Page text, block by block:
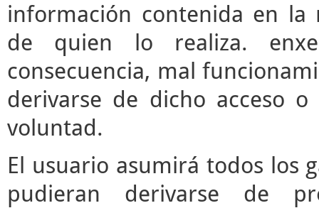
información contenida en la
de quien lo realiza.
consecuencia, mal
derivarse de dicho acceso
voluntad.
El usuario asumirá todos los
pudieran derivarse de